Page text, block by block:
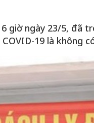
giờ ngày 23/5, đã
19 là không